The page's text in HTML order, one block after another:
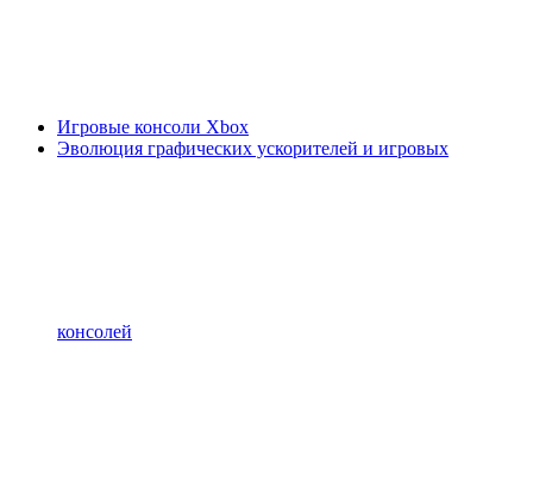
Игровые консоли Xbox
Эволюция графических ускорителей и игровых
консолей